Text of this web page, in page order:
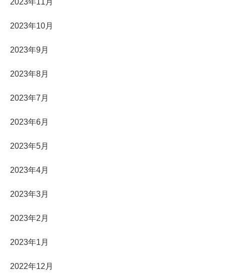
2023年11月
2023年10月
2023年9月
2023年8月
2023年7月
2023年6月
2023年5月
2023年4月
2023年3月
2023年2月
2023年1月
2022年12月